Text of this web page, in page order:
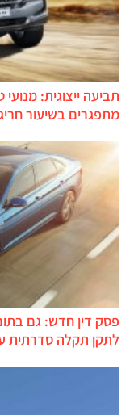
תביעה ייצוגית:
מתפגרים בשיעור
פסק דין חדש: גם
לתקן תקלה סדרתית